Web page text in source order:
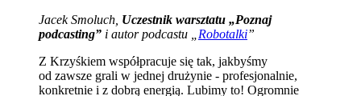
Jacek Smoluch, Uczestnik warsztatu „Poznaj
podcasting” i autor podcastu „ Robotalki”
Z Krzyśkiem współpracuje się tak, jakbyśmy
od zawsze grali w jednej drużynie - profesjonalnie,
konkretnie i z dobrą energią. Lubimy to! Ogromnie